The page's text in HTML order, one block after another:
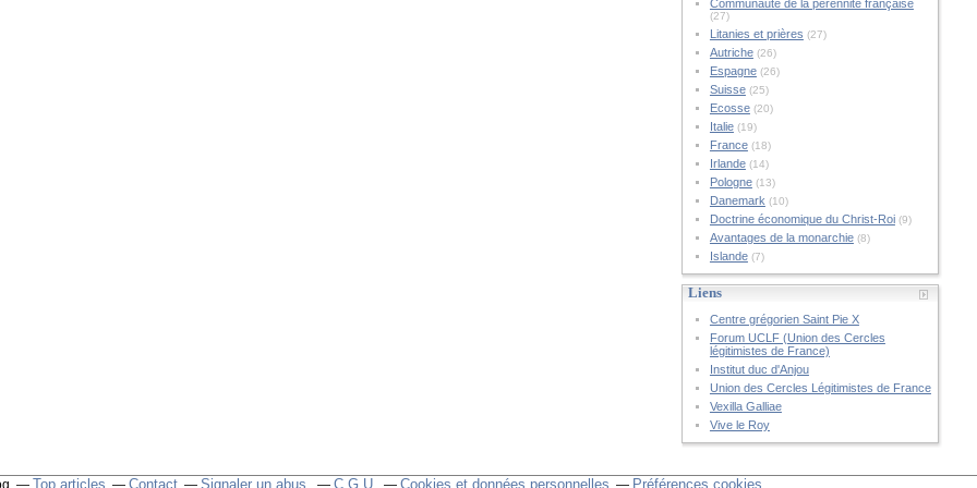
Communauté de la pérennité française
(27)
Litanies et prières (27)
Autriche(26)
Espagne(26)
Suisse(25)
Ecosse(20)
Italie(19)
France(18)
Irlande(14)
Pologne(13)
Danemark (10)
Doctrine économique du Christ-Roi(9)
Avantages de la monarchie(8)
Islande(7)
Liens
Centre grégorien Saint Pie X
Forum UCLF (Union des Cercles
légitimistes de France)
Institut duc d'Anjou
Union des Cercles Légitimistes de France
Vexilla Galliae
Vive le Roy
Top articles Contact Signaler un abus C.G.U. Cookies et données personnelles Préférences cookies